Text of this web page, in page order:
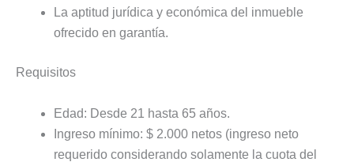
La aptitud jurídica y económica del inmueble
ofrecido en garantía.
Requisitos
Edad: Desde 21 hasta 65 años.
Ingreso mínimo: $ 2.000 netos (ingreso neto
requerido considerando solamente la cuota del